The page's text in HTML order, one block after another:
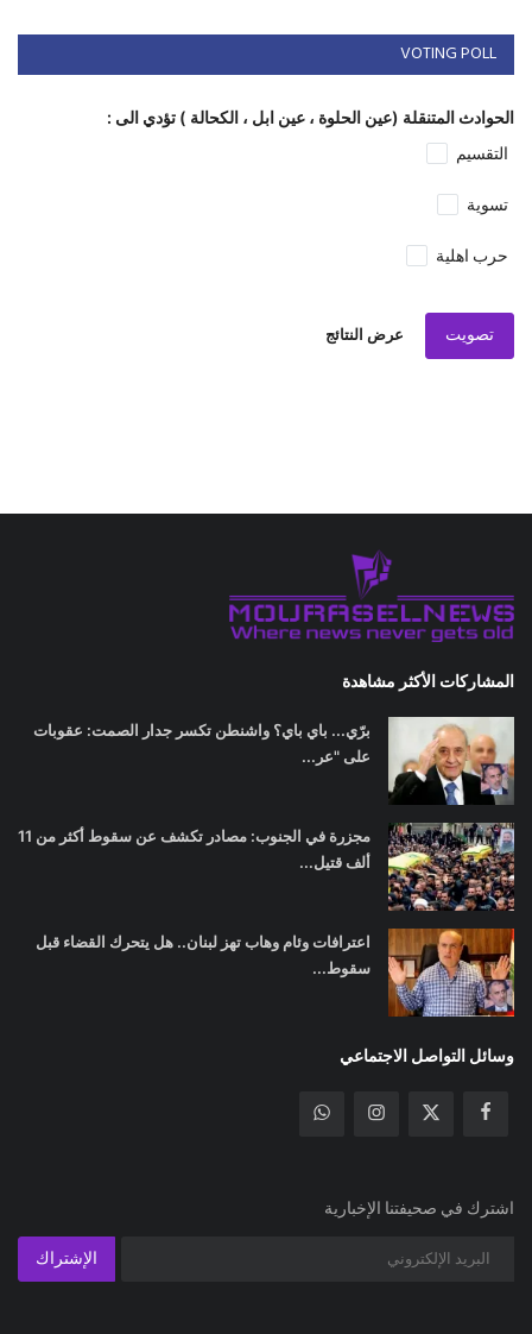
VOTING POLL
الحوادث المتنقلة (عين الحلوة ، عين ابل ، الكحالة ) تؤدي الى :
التقسيم
تسوية
حرب اهلية
تصويت عرض النتائج
المشاركات الأكثر مشاهدة
برّي... باي باي؟ واشنطن تكسر جدار الصمت: عقوبات
على "عر...
مجزرة في الجنوب: مصادر تكشف عن سقوط أكثر من 11
ألف قتيل...
اعترافات وئام وهاب تهز لبنان.. هل يتحرك القضاء قبل
سقوط...
وسائل التواصل الاجتماعي
اشترك في صحيفتنا الإخبارية
الإشتراك